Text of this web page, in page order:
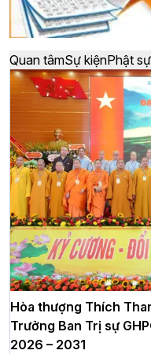
Quan tâmSự kiệnPhật sự
Hòa thượng Thích
Trưởng Ban Trị sự
2026 – 2031